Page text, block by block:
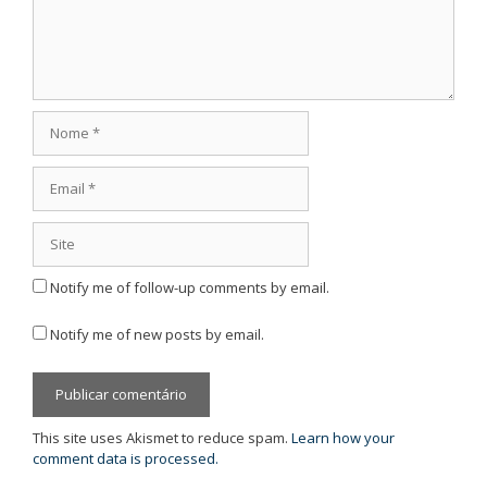
Notify me of follow-up comments by email.
Notify me of new posts by email.
This site uses Akismet to reduce spam. Learn how your
comment data is processed.